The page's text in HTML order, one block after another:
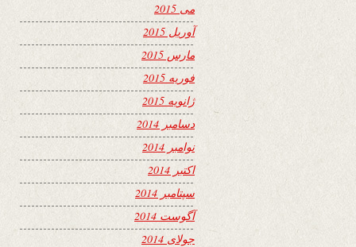
می 2015
آوریل 2015
مارس 2015
فوریه 2015
ژانویه 2015
دسامبر 2014
نوامبر 2014
اکتبر 2014
سپتامبر 2014
آگوست 2014
جولای 2014